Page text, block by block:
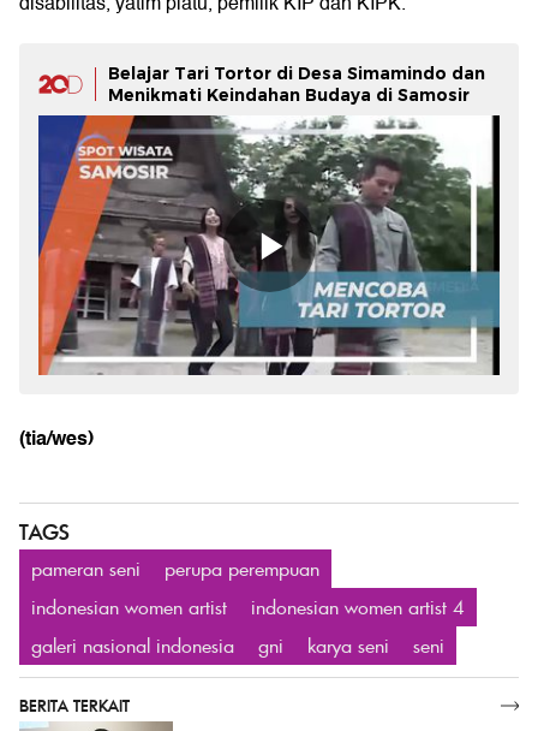
Belajar Tari Tortor di Desa Simamindo dan
Menikmati Keindahan Budaya di Samosir
(tia/wes)
TAGS
pameran seni
perupa perempuan
indonesian women artist
indonesian women artist 4
galeri nasional indonesia
gni karya seni seni
BERITA TERKAIT